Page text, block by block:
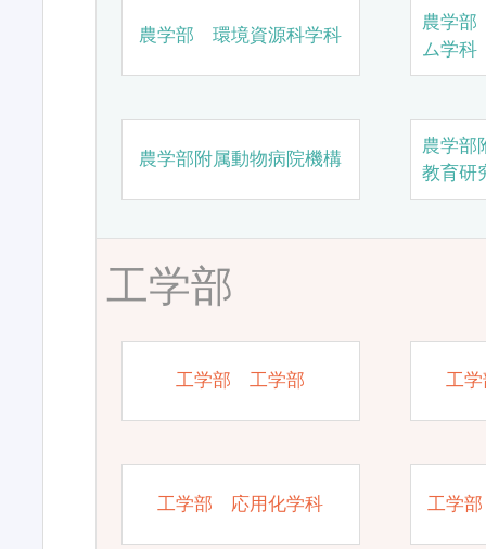
農学部 環境資源科学科
農学
ム学科
農学部附属動物病院機構
農学部
教育研
工学部
工学部 工学部 工
工学部 応用化学科 工学